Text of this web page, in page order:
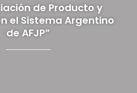
de Producto y
el Sistema Argentino
de AFJP”